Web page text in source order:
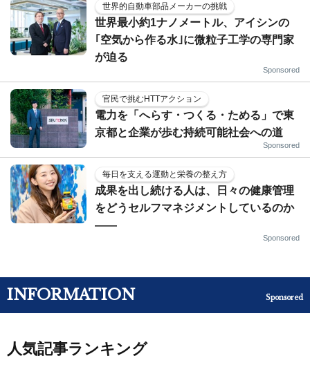
世界的自動車部品メーカーの挑戦
世界最小約1ナノメートル、アイシンの
｢空気から作る水｣に微粒子工学の専門家
が迫る
Sponsored
官民で挑むHTTアクション
電力を「へらす・つくる・ためる」で東
京都と企業が歩む持続可能社会への道
Sponsored
毎日を支える運動と栄養の整え方
成果を出し続ける人は、日々の健康管理
をどうセルフマネジメントしているのか
——
Sponsored
INFORMATION Sponsored
人気記事ランキング